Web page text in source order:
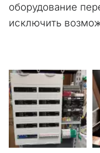
оборудование
исключить